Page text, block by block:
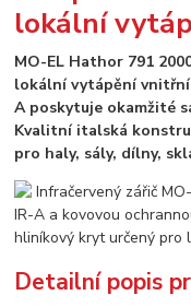
lokální
MO-EL Hathor 791
lokální vytápění
A poskytuje okamžité
Kvalitní italská
pro haly, sály, dílny,
Detailní popis